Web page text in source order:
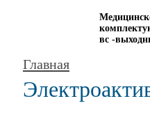
вс -
Главная